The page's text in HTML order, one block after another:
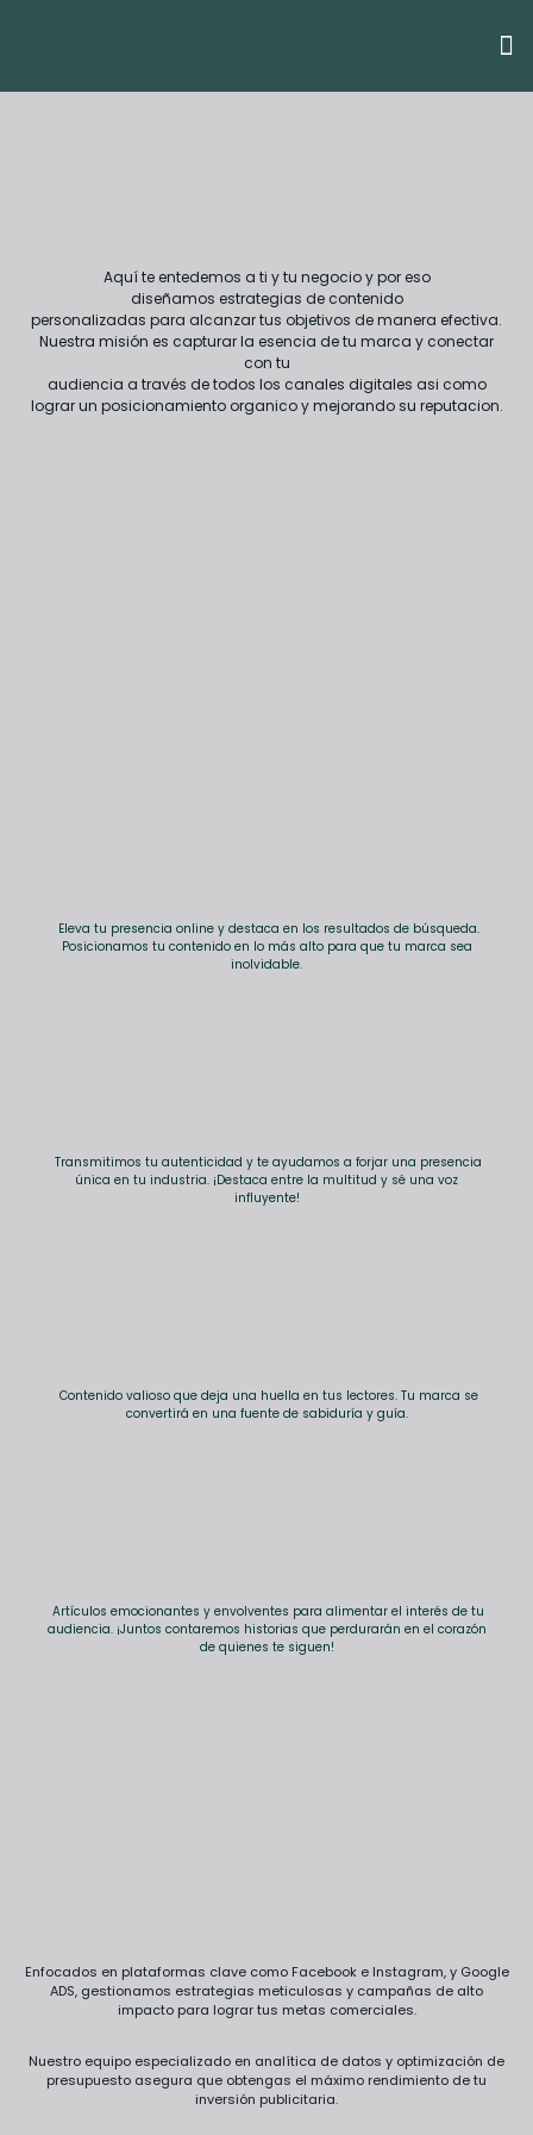
Aquí te entedemos a ti y tu negocio y por eso
diseñamos estrategias de contenido
personalizadas para alcanzar tus objetivos de manera efectiva.
Nuestra misión es capturar la esencia de tu marca y conectar
con tu
audiencia a través de todos los canales digitales asi como
lograr un posicionamiento organico y mejorando su reputacion.
Eleva tu presencia online y destaca en los resultados de búsqueda.
Posicionamos tu contenido en lo más alto para que tu marca sea
inolvidable.
Transmitimos tu autenticidad y te ayudamos a forjar una presencia
única en tu industria. ¡Destaca entre la multitud y sé una voz
influyente!
Contenido valioso que deja una huella en tus lectores. Tu marca se
convertirá en una fuente de sabiduría y guía.
Artículos emocionantes y envolventes para alimentar el interés de tu
audiencia. ¡Juntos contaremos historias que perdurarán en el corazón
de quienes te siguen!
Enfocados en plataformas clave como Facebook e Instagram, y Google
ADS, gestionamos estrategias meticulosas y campañas de alto
impacto para lograr tus metas comerciales.
Nuestro equipo especializado en analítica de datos y optimización de
presupuesto asegura que obtengas el máximo rendimiento de tu
inversión publicitaria.